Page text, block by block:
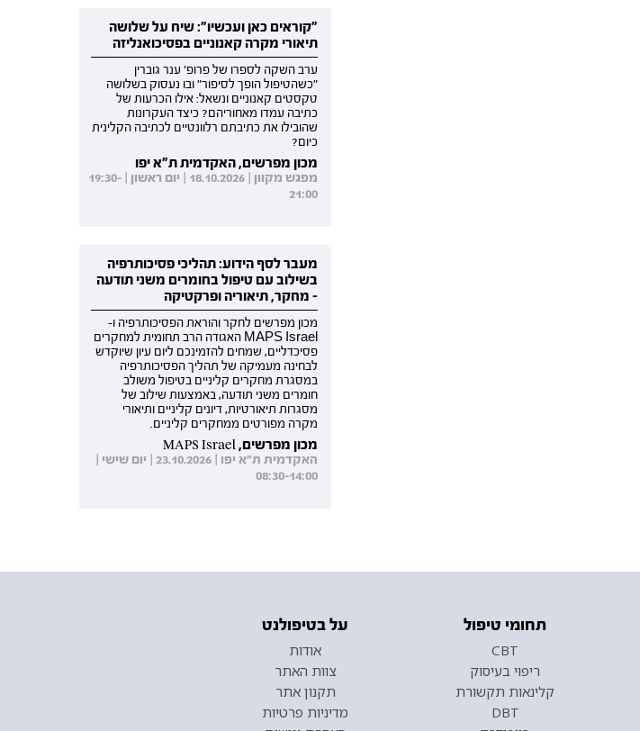
"קוראים כאן ועכשיו": שיח על שלושה
תיאורי מקרה קאנוניים בפסיכואנליזה
ערב השקה לספרו של פרופ' ענר גוברין
"כשהטיפול הופך לסיפור" ובו נעסוק בשלושה
טקסטים קאנוניים ונשאל: אילו הכרעות של
כתיבה עמדו מאחוריהם? כיצד העקרונות
שהובילו את כתיבתם רלוונטיים לכתיבה הקלינית
כיום?
מכון מפרשים, האקדמית ת"א יפו
מפגש מקוון | 18.10.2026 | יום ראשון | 19:30-
21:00
מעבר לסף הידוע: תהליכי פסיכותרפיה
בשילוב עם טיפול בחומרים משני תודעה
- מחקר, תיאוריה ופרקטיקה
מכון מפרשים לחקר והוראת הפסיכותרפיה ו-
MAPS Israel האגודה הרב תחומית למחקרים
פסיכדליים, שמחים להזמינכם ליום עיון שיוקדש
לבחינה מעמיקה של תהליך הפסיכותרפיה
במסגרת מחקרים קליניים בטיפול משולב
חומרים משני תודעה, באמצעות שילוב של
מסגרות תיאורטיות, דיונים קליניים ותיאורי
מקרה מפורטים ממחקרים קליניים.
מכון מפרשים, MAPS Israel
האקדמית ת"א יפו | 23.10.2026 | יום שישי |
08:30-14:00
תחומי טיפול
CBT
ריפוי בעיסוק
קלינאות תקשורת
DBT
על בטיפולנט
אודות
צוות האתר
תקנון אתר
מדיניות פרטיות